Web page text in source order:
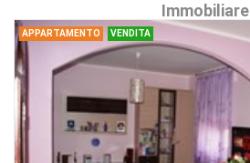
Immobiliare
APPARTAMENTO VENDITA